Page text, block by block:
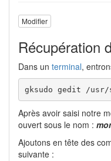
Modifier
Récupération
Dans un terminal,
gksudo gedit /usr/
Après avoir saisi notre
ouvert sous le nom :
Ajoutons en tête des
suivante :